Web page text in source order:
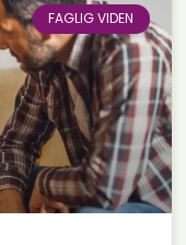
FAGLIG VIDEN